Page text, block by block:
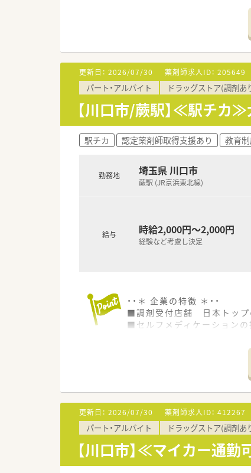
近い将来、全店舗調剤併設
幅広い事業を持つので、自
現場にこだわるスペシャリ
店舗・薬局だけでなく重要
■教育・研修制度
職種や職域に合わせ、豊富な
■福利厚生・手当
No.1企業として、長く働け
出産した後も安心して勤務
育児休暇は3歳まで取得が可
更新日： 2026/07/30 薬剤師求人ID： 205649
パート・アルバイト ドラッグストア(調剤あ
【川口市/蕨駅】≪駅チカ
駅チカ 認定薬剤師取得支援あり 教育
勤務地 埼玉県 川口市
蕨駅 (JR京浜東北線)
給与 時給2,000円～2,000円
経験など考慮し決定
・・＊ 企業の特徴 ＊・・
■調剤受付店舗 日本トップ
■セルフメディケーションの
近い将来、全店舗調剤併設
幅広い事業を持つので、自
現場にこだわるスペシャリ
店舗・薬局だけでなく重要
■教育・研修制度
職種や職域に合わせ、豊富な
■福利厚生・手当
No.1企業として、長く働け
出産した後も安心して勤務
育児休暇は3歳まで取得が可
更新日： 2026/07/30 薬剤師求人ID： 412267
パート・アルバイト ドラッグストア(調剤あ
【川口市】≪マイカー通